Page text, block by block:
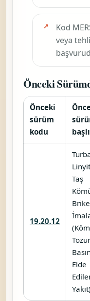
Kod
veya
Önceki
Önceki
sürüm
kodu
19.20.12
Taş
Elde
Yakıt)